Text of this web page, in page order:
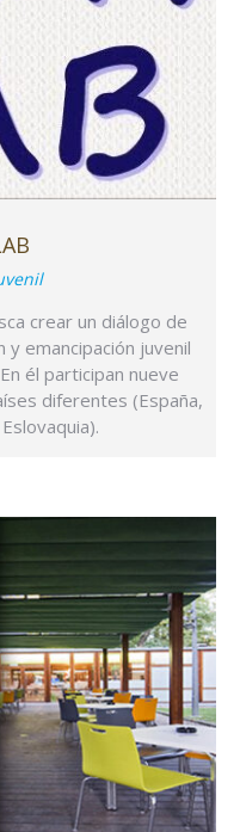
crear un diálogo de
emancipación juvenil
él participan nueve
diferentes (España,